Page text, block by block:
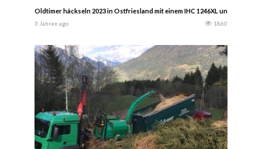
Oldtimer häckseln 2023 in Ostfriesland mit einem IHC 1246XL und drei
3 Jahren ago 1860